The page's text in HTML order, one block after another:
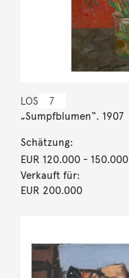
LOS 7
„Sumpfblumen“. 1907
Schätzung:
EUR 120.000- 150.000
Verkauft für:
EUR 200.000